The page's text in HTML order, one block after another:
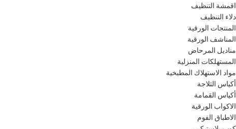
اقمشة التنظيف
دلاء التنظيف
المنتجات الورقية
المناشف الورقية
مناديل المرحاض
المستهلكات المنزلية
مواد الاستهلاك المطبخية
أكياس الثلاجة
أكياس القمامة
الاكواب الورقية
الاطباق الفوم